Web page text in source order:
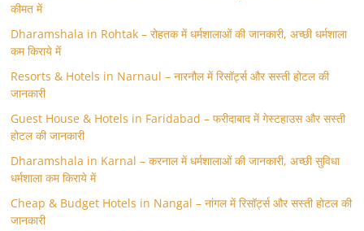
कीमत में
Dharamshala in Rohtak – रोहतक में धर्मशालाओं की जानकारी, अच्छी धर्मशाला
कम किराये में
Resorts & Hotels in Narnaul – नारनौल में रिसॉर्ट्स और सस्ती होटल की
जानकारी
Guest House & Hotels in Faridabad – फरीदाबाद में गेस्टहाउस और सस्ती
होटल की जानकारी
Dharamshala in Karnal – करनाल में धर्मशालाओं की जानकारी, अच्छी सुविधा
धर्मशाला कम किराये में
Cheap & Budget Hotels in Nangal – नांगल में रिसॉर्ट्स और सस्ती होटल की
जानकारी